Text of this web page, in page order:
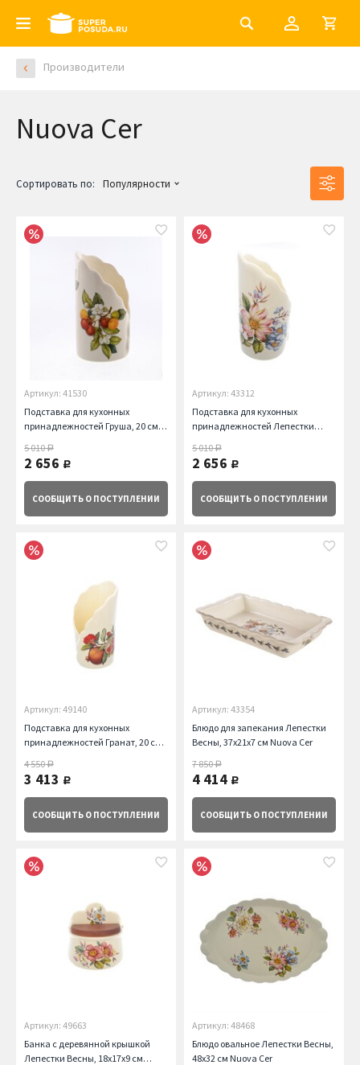
Производители
Nuova Cer
Сортировать по: Популярности
Артикул: 41530
Подставка для кухонных
принадлежностей Груша, 20 см
5 010руб.
2 656 руб.
СООБЩИТЬ О ПОСТУПЛЕНИИ
Артикул: 43312
Подставка для кухонных
принадлежностей Лепестки
5 010руб.
2 656 руб.
СООБЩИТЬ О ПОСТУПЛЕНИИ
Артикул: 49140
Подставка для кухонных
принадлежностей Гранат, 20 см
4 550руб.
3 413 руб.
СООБЩИТЬ О ПОСТУПЛЕНИИ
Артикул: 43354
Блюдо для запекания Лепестки
Весны, 37х21х7 см Nuova Cer
7 850руб.
4 414 руб.
СООБЩИТЬ О ПОСТУПЛЕНИИ
Артикул: 49663
Банка с деревянной крышкой
Лепестки Весны, 18х17х9 см
Артикул: 48468
Блюдо овальное Лепестки Весны,
48х32 см Nuova Cer